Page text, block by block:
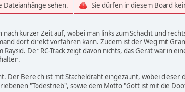
Dateianhänge sehen. Sie dürfen in diesem Board
kurzer Zeit auf, wobei man links zum Schacht und
dort direkt vorfahren kann. Zudem ist der Weg mit
Der RC-Track zeigt davon nichts, das Gerät war in
Der Bereich ist mit Stacheldraht eingezäunt, wobei
"Todestrieb", sowie dem Motto "Gott ist mit die